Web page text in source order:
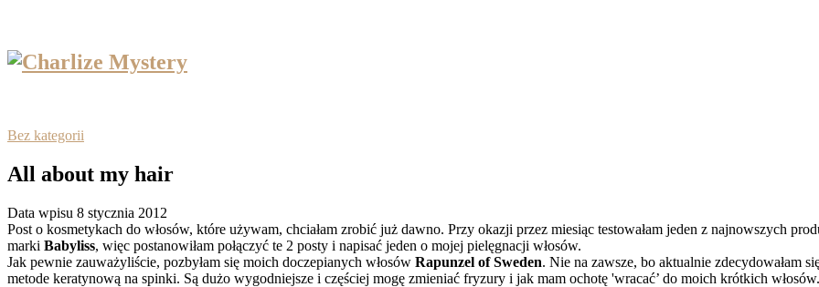
Bez kategorii
All about my hair
Data wpisu 8 stycznia 2012
Post o kosmetykach do włosów, które używam, chciałam zrobić już dawno. Przy okazji przez miesiąc testowałam jeden z najnowszych
marki Babyliss, więc postanowiłam połączyć te 2 posty i napisać jeden o mojej pielęgnacji włosów.
Jak pewnie zauważyliście, pozbyłam się moich doczepianych włosów Rapunzel of Sweden. Nie na zawsze, bo aktualnie zdecydowałam
metode keratynową na spinki. Są dużo wygodniejsze i częściej mogę zmieniać fryzury i jak mam ochotę 'wracać’ do moich krótkich włosów.